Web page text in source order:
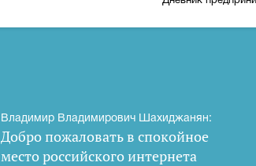
Владимир Владимирович Шахиджанян:
Добро пожаловать в спокойное
место российского интернета